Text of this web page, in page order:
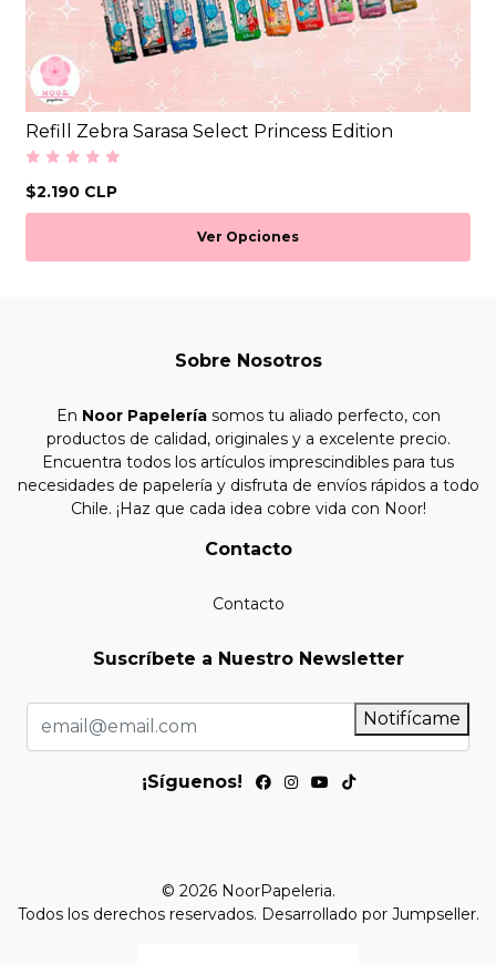
Refill Zebra Sarasa Select Princess Edition
$2.190 CLP
Ver Opciones
Sobre Nosotros
En Noor Papeleríasomos tu aliado perfecto, con
productos de calidad, originales y a excelente precio.
Encuentra todos los artículos imprescindibles para tus
necesidades de papelería y disfruta de envíos rápidos a todo
Chile. ¡Haz que cada idea cobre vida con Noor!
Contacto
Contacto
Suscríbete a Nuestro Newsletter
Notifícame
¡Síguenos!
© 2026 NoorPapeleria.
Todos los derechos reservados. Desarrollado por Jumpseller.